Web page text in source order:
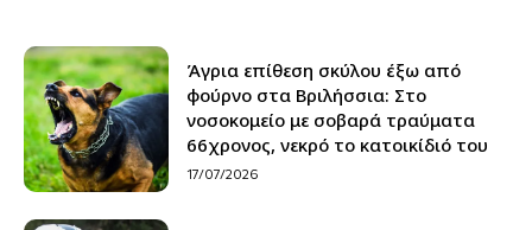
Άγρια επίθεση σκύλου έξω από
φούρνο στα Βριλήσσια: Στο
νοσοκομείο με σοβαρά τραύματα
66χρονος, νεκρό το κατοικίδιό του
17/07/2026